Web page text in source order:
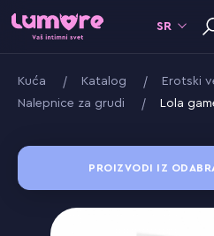
SR
Kuća Katalog
Erotski
Nalepnice za grudi
Lola
PROIZVODI IZ